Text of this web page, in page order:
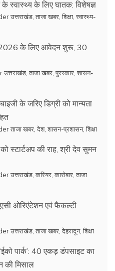
स्वास्थ्य के लिए घातक: विशेषज्ञ
उत्तराखंड ताजा खबर शिक्षा स्वास्थ्य-
2026 के लिए आवेदन शुरू, 30
उत्तराखंड ताजा खबर पुरस्कार शासन-
के जरिए डिग्री को मान्यता
ताजा खबर देश, शासन-प्रशासन, शिक्षा
स्टार्टअप की राह, श्री देव सुमन
उत्तराखंड करियर कारोबार ताजा
ओरिएंटेशन एवं फैकल्टी
उत्तराखंड ताजा खबर देहरादून, शिक्षा
पार्क’: 40 एकड़ डंपसाइट का
की मिसाल